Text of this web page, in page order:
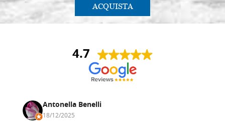
ACQUISTA
4.7
Antonella Benelli
18/12/2025